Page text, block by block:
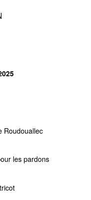
Roudouallec
les pardons